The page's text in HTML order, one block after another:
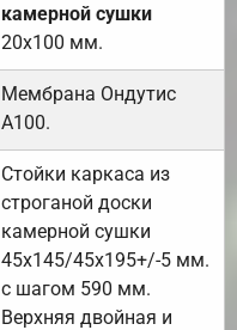
камерной сушки
20х100 мм.
Мембрана Ондутис
А100.
Стойки каркаса из
строганой доски
камерной сушки
45х145/45х195+/-5 мм.
с шагом 590 мм.
Верхняя двойная и